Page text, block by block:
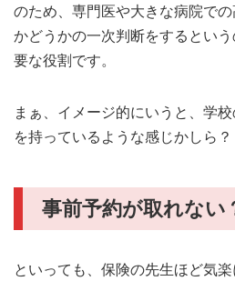
のため、専門医や大きな病院で
かどうかの一次判断をするとい
要な役割です。
まぁ、イメージ的にいうと、学
を持っているような感じかしら？
事前予約が取れない
といっても、保険の先生ほど気